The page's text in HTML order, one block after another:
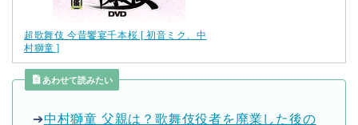
超歌舞伎 今昔饗宴千本桜 [ 初音ミク、中
村獅童 ]
あわせて読みたい
➔中村獅童 父親は？歌舞伎役者を廃業した後の